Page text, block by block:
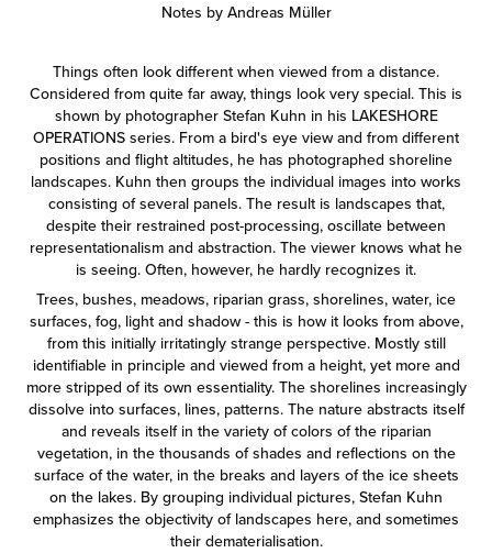
Notes by Andreas Müller
Things often look different when viewed from a distance.
Considered from quite far away, things look very special. This is
shown by photographer Stefan Kuhn in his LAKESHORE
OPERATIONS series. From a bird's eye view and from different
positions and flight altitudes, he has photographed shoreline
landscapes. Kuhn then groups the individual images into works
consisting of several panels. The result is landscapes that,
despite their restrained post-processing, oscillate between
representationalism and abstraction. The viewer knows what he
is seeing. Often, however, he hardly recognizes it.
Trees, bushes, meadows, riparian grass, shorelines, water, ice
surfaces, fog, light and shadow - this is how it looks from above,
from this initially irritatingly strange perspective. Mostly still
identifiable in principle and viewed from a height, yet more and
more stripped of its own essentiality. The shorelines increasingly
dissolve into surfaces, lines, patterns. The nature abstracts itself
and reveals itself in the variety of colors of the riparian
vegetation, in the thousands of shades and reflections on the
surface of the water, in the breaks and layers of the ice sheets
on the lakes. By grouping individual pictures, Stefan Kuhn
emphasizes the objectivity of landscapes here, and sometimes
their dematerialisation.